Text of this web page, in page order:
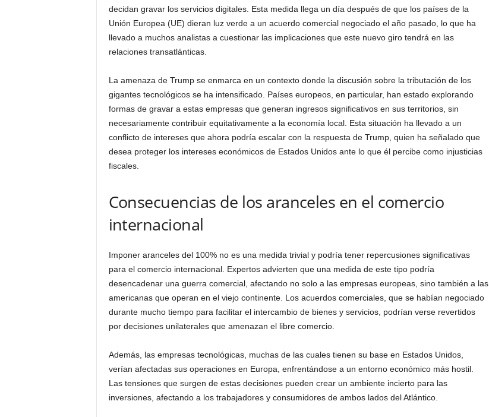
decidan gravar los servicios digitales. Esta medida llega un día después de que los países de la
Unión Europea (UE) dieran luz verde a un acuerdo comercial negociado el año pasado, lo que ha
llevado a muchos analistas a cuestionar las implicaciones que este nuevo giro tendrá en las
relaciones transatlánticas.
La amenaza de Trump se enmarca en un contexto donde la discusión sobre la tributación de los
gigantes tecnológicos se ha intensificado. Países europeos, en particular, han estado explorando
formas de gravar a estas empresas que generan ingresos significativos en sus territorios, sin
necesariamente contribuir equitativamente a la economía local. Esta situación ha llevado a un
conflicto de intereses que ahora podría escalar con la respuesta de Trump, quien ha señalado que
desea proteger los intereses económicos de Estados Unidos ante lo que él percibe como injusticias
fiscales.
Consecuencias de los aranceles en el comercio
internacional
Imponer aranceles del 100% no es una medida trivial y podría tener repercusiones significativas
para el comercio internacional. Expertos advierten que una medida de este tipo podría
desencadenar una guerra comercial, afectando no solo a las empresas europeas, sino también a las
americanas que operan en el viejo continente. Los acuerdos comerciales, que se habían negociado
durante mucho tiempo para facilitar el intercambio de bienes y servicios, podrían verse revertidos
por decisiones unilaterales que amenazan el libre comercio.
Además, las empresas tecnológicas, muchas de las cuales tienen su base en Estados Unidos,
verían afectadas sus operaciones en Europa, enfrentándose a un entorno económico más hostil.
Las tensiones que surgen de estas decisiones pueden crear un ambiente incierto para las
inversiones, afectando a los trabajadores y consumidores de ambos lados del Atlántico.